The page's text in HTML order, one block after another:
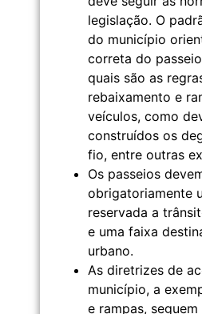
legislação. O
do município
correta do
quais são as
rebaixamento e
veículos, como
construídos os
fio, entre outras
Os passeios
obrigatoriamente
reservada a
e uma faixa
urbano.
As diretrizes de
município, a
e rampas,